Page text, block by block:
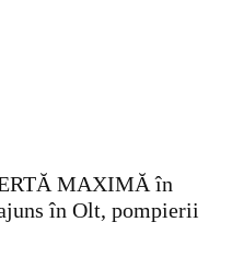
MAXIMĂ în
în Olt, pompierii